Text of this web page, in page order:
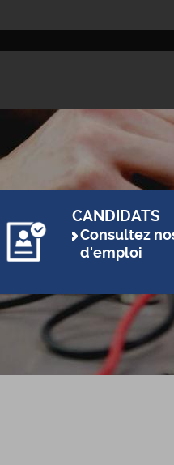
CANDIDATS
Consultez
d'emploi